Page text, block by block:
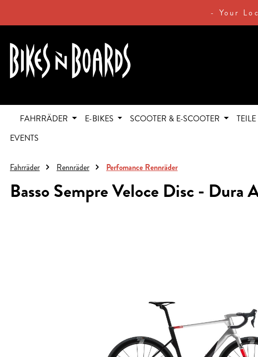
- Your
FAHRRÄDER E-BIKES SCOOTER & E-SCOOTER TEILE
EVENTS
Fahrräder Rennräder Perfomance Rennräder
Basso Sempre Veloce Disc - Dura